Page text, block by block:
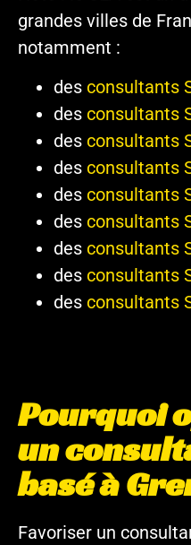
grandes villes de
notamment :
des consultants
des consultants
des consultants
des consultants
des consultants
des consultants
des consultants
des consultants
des consultants
Pourquoi
un
basé à
Favoriser un